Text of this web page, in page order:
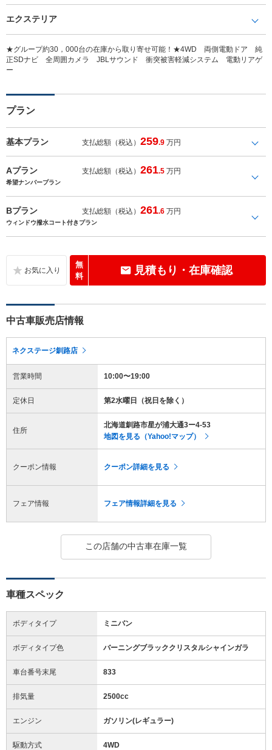
エクステリア
★グループ約30，000台の在庫から取り寄せ可能！★4WD 両側電動ドア 純
正SDナビ 全周囲カメラ JBLサウンド 衝突被害軽減システム 電動リアゲ
ー
プラン
基本プラン 支払総額（税込）259.9 万円
Aプラン 支払総額（税込）261.5 万円
希望ナンバープラン
Bプラン 支払総額（税込）261.6 万円
ウィンドウ撥水コート付きプラン
無
料
見積もり・在庫確認
中古車販売店情報
ネクステージ釧路店
営業時間 10:00〜19:00
定休日 第2水曜日（祝日を除く）
住所
北海道釧路市星が浦大通3ー4-53
地図を見る（Yahoo!マップ）
クーポン情報 クーポン詳細を見る
フェア情報 フェア情報詳細を見る
この店舗の中古車在庫一覧
車種スペック
ボディタイプ ミニバン
ボディタイプ色 バーニングブラッククリスタルシャインガラ
車台番号末尾 833
排気量 2500cc
エンジン ガソリン(レギュラー)
駆動方式 4WD